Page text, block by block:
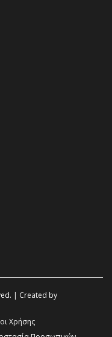
| Created by
Χρήσης